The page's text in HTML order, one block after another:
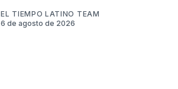
EL TIEMPO LATINO TEAM
6 de agosto de 2026